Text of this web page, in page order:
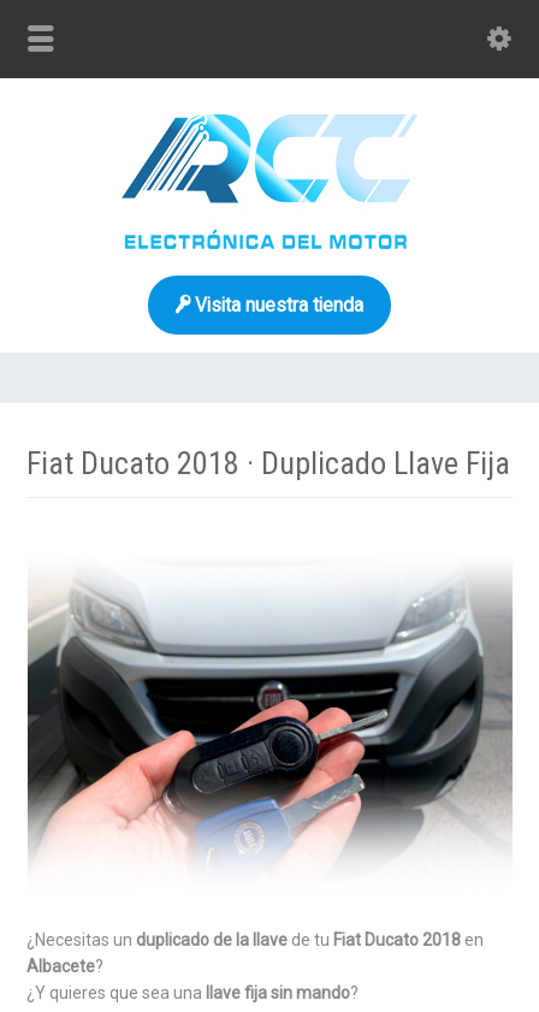
Visita nuestra tienda
Fiat Ducato 2018 · Duplicado Llave Fija
¿Necesitas un duplicado de la llave de tu Fiat Ducato 2018 en
Albacete?
¿Y quieres que sea una
llave fija sin mando?